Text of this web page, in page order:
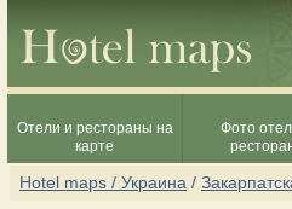
Отели и рестораны на
карте
Фото
Hotel maps / Украина /